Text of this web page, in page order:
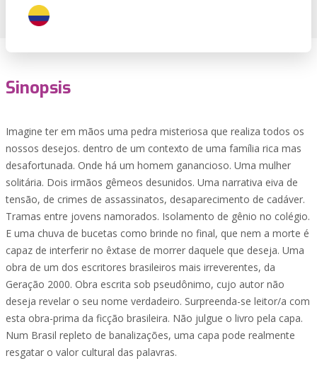
Sinopsis
Imagine ter em mãos uma pedra misteriosa que realiza todos os
nossos desejos. dentro de um contexto de uma família rica mas
desafortunada. Onde há um homem ganancioso. Uma mulher
solitária. Dois irmãos gêmeos desunidos. Uma narrativa eiva de
tensão, de crimes de assassinatos, desaparecimento de cadáver.
Tramas entre jovens namorados. Isolamento de gênio no colégio.
E uma chuva de bucetas como brinde no final, que nem a morte é
capaz de interferir no êxtase de morrer daquele que deseja. Uma
obra de um dos escritores brasileiros mais irreverentes, da
Geração 2000. Obra escrita sob pseudônimo, cujo autor não
deseja revelar o seu nome verdadeiro. Surpreenda-se leitor/a com
esta obra-prima da ficção brasileira. Não julgue o livro pela capa.
Num Brasil repleto de banalizações, uma capa pode realmente
resgatar o valor cultural das palavras.